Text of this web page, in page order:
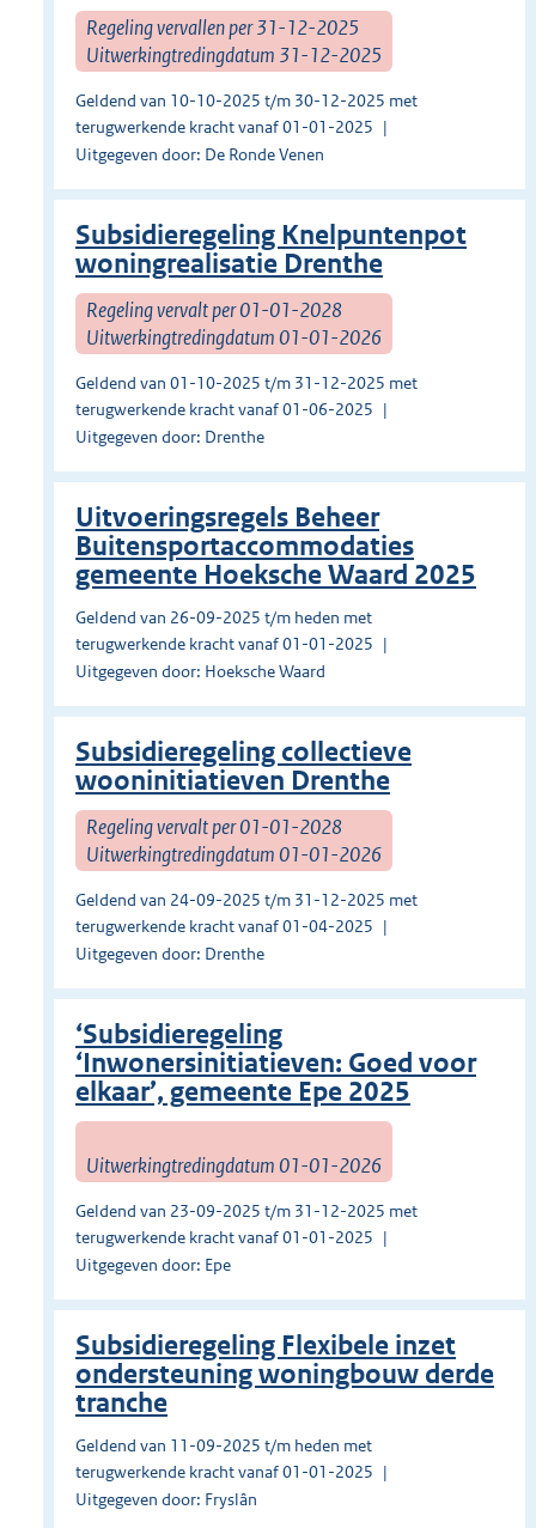
Regeling vervallen per 31-12-2025
Uitwerkingtredingdatum 31-12-2025
Geldend van 10-10-2025 t/m 30-12-2025 met
terugwerkende kracht vanaf 01-01-2025
Uitgegeven door: De Ronde Venen
Subsidieregeling Knelpuntenpot
woningrealisatie Drenthe
Regeling vervalt per 01-01-2028
Uitwerkingtredingdatum 01-01-2026
Geldend van 01-10-2025 t/m 31-12-2025 met
terugwerkende kracht vanaf 01-06-2025
Uitgegeven door: Drenthe
Uitvoeringsregels Beheer
Buitensportaccommodaties
gemeente Hoeksche Waard 2025
Geldend van 26-09-2025 t/m heden met
terugwerkende kracht vanaf 01-01-2025
Uitgegeven door: Hoeksche Waard
Subsidieregeling collectieve
wooninitiatieven Drenthe
Regeling vervalt per 01-01-2028
Uitwerkingtredingdatum 01-01-2026
Geldend van 24-09-2025 t/m 31-12-2025 met
terugwerkende kracht vanaf 01-04-2025
Uitgegeven door: Drenthe
‘Subsidieregeling
‘Inwonersinitiatieven: Goed voor
elkaar’, gemeente Epe 2025
Uitwerkingtredingdatum 01-01-2026
Geldend van 23-09-2025 t/m 31-12-2025 met
terugwerkende kracht vanaf 01-01-2025
Uitgegeven door: Epe
Subsidieregeling Flexibele inzet
ondersteuning woningbouw derde
tranche
Geldend van 11-09-2025 t/m heden met
terugwerkende kracht vanaf 01-01-2025
Uitgegeven door: Fryslân